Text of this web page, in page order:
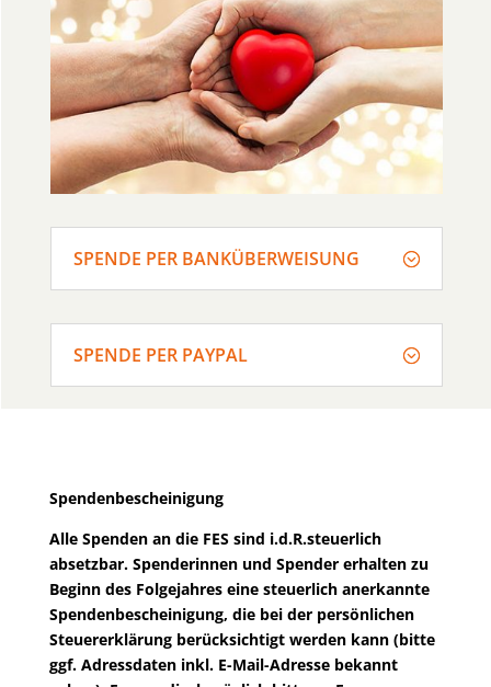
SPENDE PER BANKÜBERWEISUNG
SPENDE PER PAYPAL
Spendenbescheinigung
Alle Spenden an die FES sind i.d.R.steuerlich
absetzbar. Spenderinnen und Spender erhalten zu
Beginn des Folgejahres eine steuerlich anerkannte
Spendenbescheinigung, die bei der persönlichen
Steuererklärung berücksichtigt werden kann (bitte
ggf. Adressdaten inkl. E-Mail-Adresse bekannt